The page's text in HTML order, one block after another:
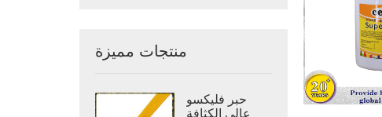
منتجات مميزة
حبر فليكسو
عالي الكثافة